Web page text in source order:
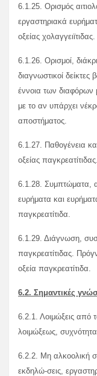
6.1.25. Ορισμός
εργαστηριακά
οξείας χολαγγειϊτιδας.
6.1.26. Ορισμοί,
διαγνωστικοί δείκτες
έννοια των διαφόρων
με το αν υπάρχει
αποστήματος.
6.1.27. Παθογένεια
οξείας παγκρεατίτιδας.
6.1.28. Συμπτώματα,
ευρήματα και
παγκρεατίτιδα.
6.1.29. Διάγνωση,
παγκρεατίτιδας.
οξεία παγκρεατίτιδα.
6.2. Σημαντικές
6.2.1. Λοιμώξεις από
λοιμώξεως,
6.2.2. Μη αλκοολική
εκδηλώ-σεις,